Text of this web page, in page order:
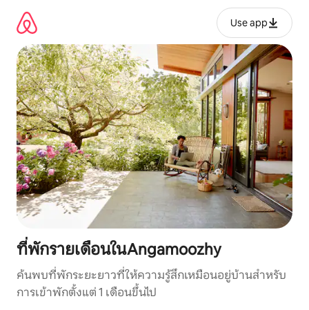
เนื้อหา
Use app
ที่พักรายเดือนในAngamoozhy
ค้นพบที่พักระยะยาวที่ให้ความรู้สึกเหมือนอยู่บ้านสำหรับ
การเข้าพักตั้งแต่ 1 เดือนขึ้นไป